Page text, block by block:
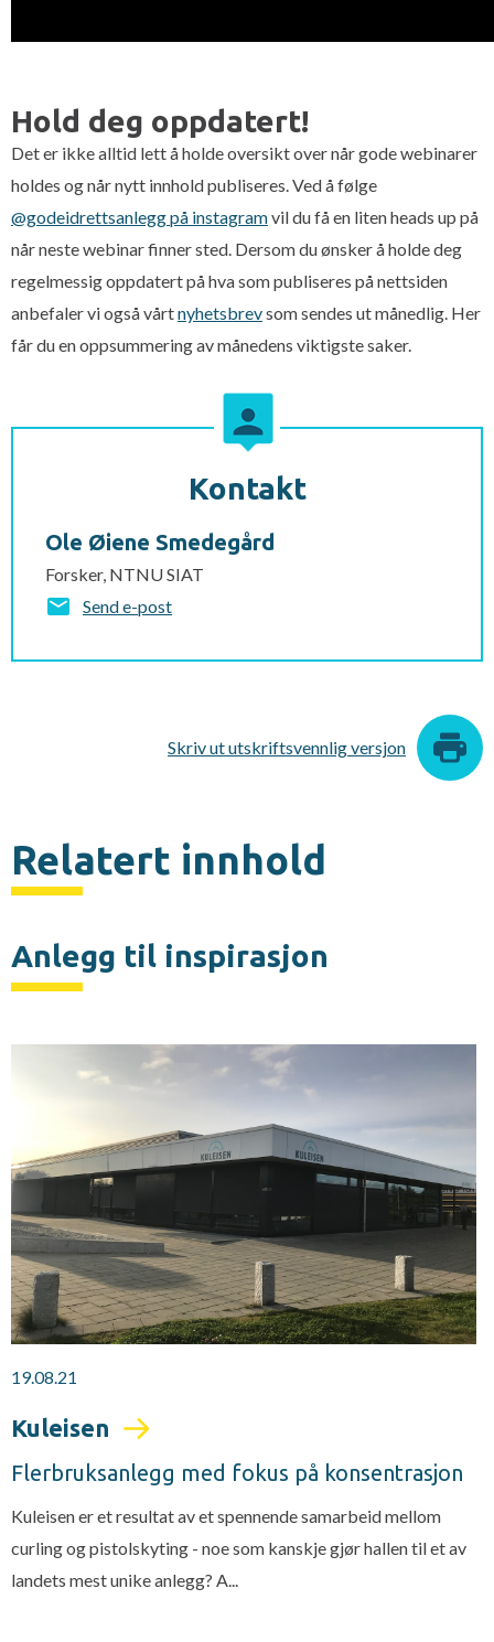
Hold deg oppdatert!
Det er ikke alltid lett å holde oversikt over når gode webinarer
holdes og når nytt innhold publiseres. Ved å følge
@godeidrettsanlegg på instagramvil du få en liten heads up på
når neste webinar finner sted. Dersom du ønsker å holde deg
regelmessig oppdatert på hva som publiseres på nettsiden
anbefaler vi også vårtnyhetsbrevsom sendes ut månedlig. Her
får du en oppsummering av månedens viktigste saker.
Kontakt
Ole Øiene Smedegård
Forsker, NTNU SIAT
Send e-post
Skriv ut utskriftsvennlig versjon
Relatert innhold
Anlegg til inspirasjon
19.08.21
Kuleisen
Flerbruksanlegg med fokus på konsentrasjon
Kuleisen er et resultat av et spennende samarbeid mellom
curling og pistolskyting - noe som kanskje gjør hallen til et av
landets mest unike anlegg? A...